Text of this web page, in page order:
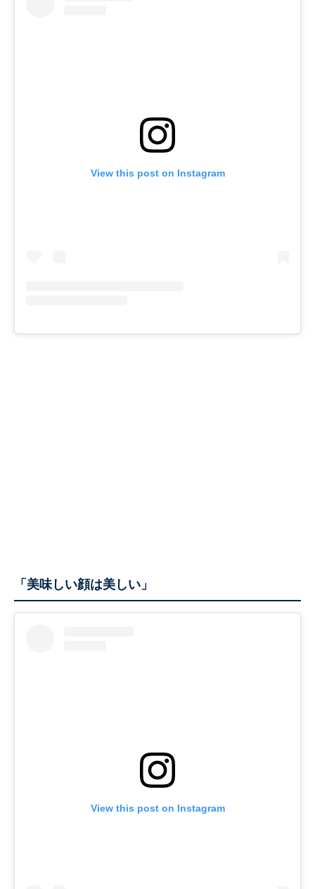
View this post on Instagram
「美味しい顔は美しい」
View this post on Instagram